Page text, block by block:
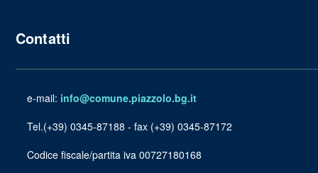
Contatti
e-mail: info@comune.piazzolo.bg.it
Tel.(+39) 0345-87188 - fax (+39) 0345-87172
Codice fiscale/partita iva 00727180168